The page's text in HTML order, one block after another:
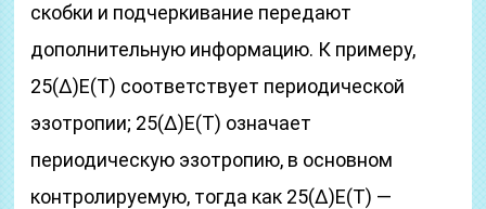
скобки и подчеркивание передают
дополнительную информацию. К примеру,
25(Δ)Е(Т) соответствует периодической
эзотропии; 25(Δ)Е(Т) означает
периодическую эзотропию, в основном
контролируемую, тогда как 25(Δ)Е(Т) —